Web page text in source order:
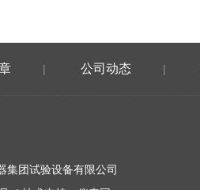
| 公司动态 |
集团试验设备有限公司